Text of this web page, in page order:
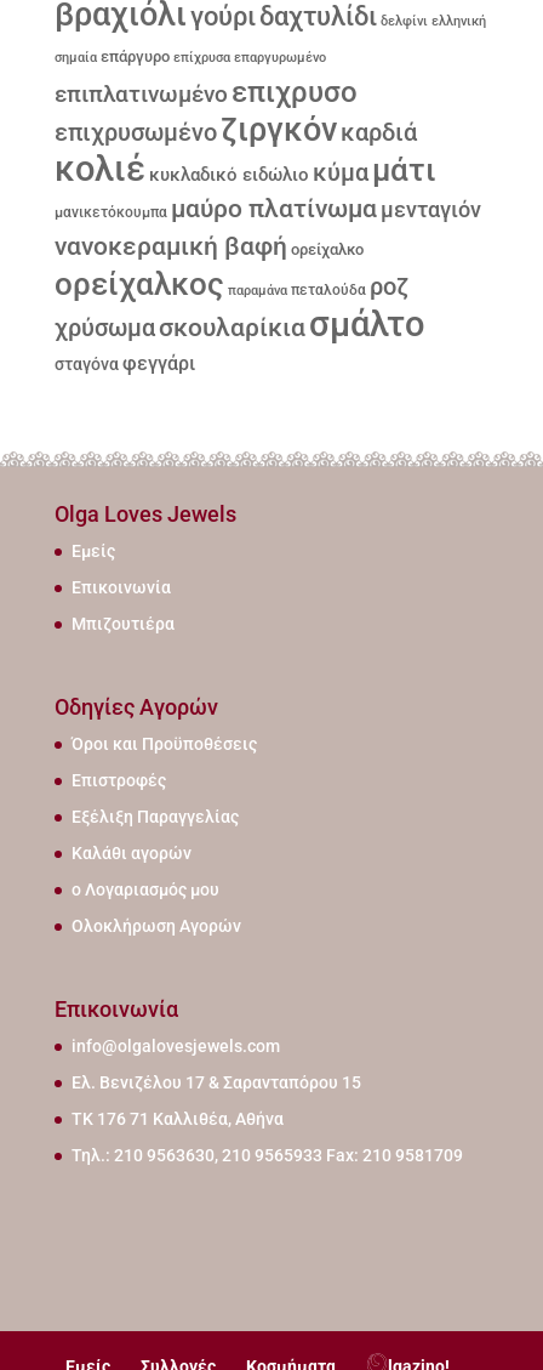
βραχιόλιγούριδαχτυλίδι δελφίνι ελληνική
σημαία επάργυρο επίχρυσα επαργυρωμένο
επιπλατινωμένο επιχρυσο
επιχρυσωμένοζιργκόνκαρδιά
κολιέ κυκλαδικό ειδώλιο κύμα μάτι
μανικετόκουμπα μαύρο πλατίνωμα μενταγιόν
νανοκεραμική βαφή ορείχαλκο
ορείχαλκος παραμάνα πεταλούδα ροζ
χρύσωμασκουλαρίκιασμάλτο
σταγόνα φεγγάρι
Olga Loves Jewels
Εμείς
Επικοινωνία
Μπιζουτιέρα
Οδηγίες Αγορών
Όροι και Προϋποθέσεις
Επιστροφές
Εξέλιξη Παραγγελίας
Καλάθι αγορών
ο Λογαριασμός μου
Ολοκλήρωση Αγορών
Επικοινωνία
info@olgalovesjewels.com
Ελ. Βενιζέλου 17 & Σαρανταπόρου 15
ΤΚ 176 71 Καλλιθέα, Αθήνα
Τηλ.: 210 9563630, 210 9565933 Fax: 210 9581709
Εμείς Συλλογές Κοσμήματα lgazino!